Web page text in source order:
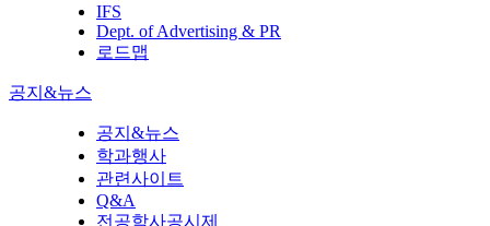
IFS
Dept. of Advertising & PR
로드맵
공지&뉴스
공지&뉴스
학과행사
관련사이트
Q&A
전공학사공시제